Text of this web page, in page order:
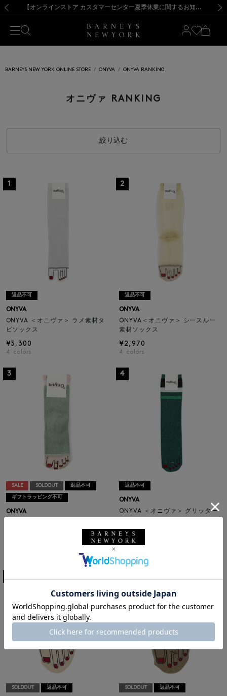
新規登録のお客様も対象！＜MY BARNEYS＞会員のお客様は11,000円（税込）以上のお買上げで常時送料無料！お買い物の際は会員登録を！
【夏季休業に伴う出荷一時停止のお知らせ】(2026.8.7) 【オンラインストア カスタマーセンター夏季休業に関するお知らせ】（2026.8.7）
【夏季休業に伴う返品・交換承り一時停止のお知らせ】（2026.8.5）
熊本県を中心とした地震の影響によるお荷物のお届けについて
【開催中】SUMMER SALEのご案内・ご注意事項 新規登録のお客様も対象！＜MY BARNEYS＞会員のお客様は11,000円（税込）以上のお買上げで常時送料無料！お買い物の際は会員登録を！
【夏季休業に伴う出荷一時停止のお知らせ】(2026.8.7)
BARNEYS NEW YORK ONLINE STORE ONYVA ONYVA RANKING
オニヴァ RANKING
絞り込む
1
返品不可
ONYVA
ONYVA ＜オニヴァ＞ ラメ素材タ
ビソックス
¥3,300
4 colors
2
返品不可
ONYVA
ONYVA＜オニヴァ＞ シースルー
素材ソックス
¥2,970
4 colors
3
SALE SOLDOUT 返品不可
ギフトラッピング不可
ONYVA
4
返品不可
ONYVA
ONYVA ＜オニヴァ＞ グリッター
¥2,970
3 colors
SOLDOUT 返品不可 SOLDOUT 返品不可